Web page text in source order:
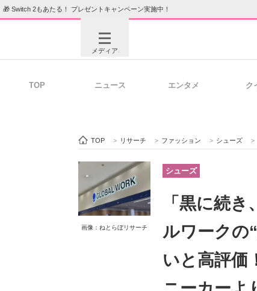
🎁 Switch 2もあたる！ プレゼントキャンペーン実施中！
メディア
ビジネスと働き方のヒント
エレク
TOP ニュース エンタメ ク
TOP > リサーチ > ファッション > シューズ >
画像：ねとらぼリサーチ
シューズ
「黒に続
ルワークの
いと高評